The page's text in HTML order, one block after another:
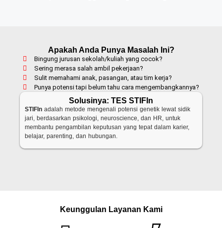
Apakah Anda Punya Masalah Ini?
Bingung jurusan sekolah/kuliah yang cocok?
Sering merasa salah ambil pekerjaan?
Sulit memahami anak, pasangan, atau tim kerja?
Punya potensi tapi belum tahu cara mengembangkannya?
Solusinya: TES STIFIn
STIFIn adalah metode mengenali potensi genetik lewat sidik
jari, berdasarkan psikologi, neuroscience, dan HR, untuk
membantu pengambilan keputusan yang tepat dalam karier,
belajar, parenting, dan hubungan.
Keunggulan Layanan Kami